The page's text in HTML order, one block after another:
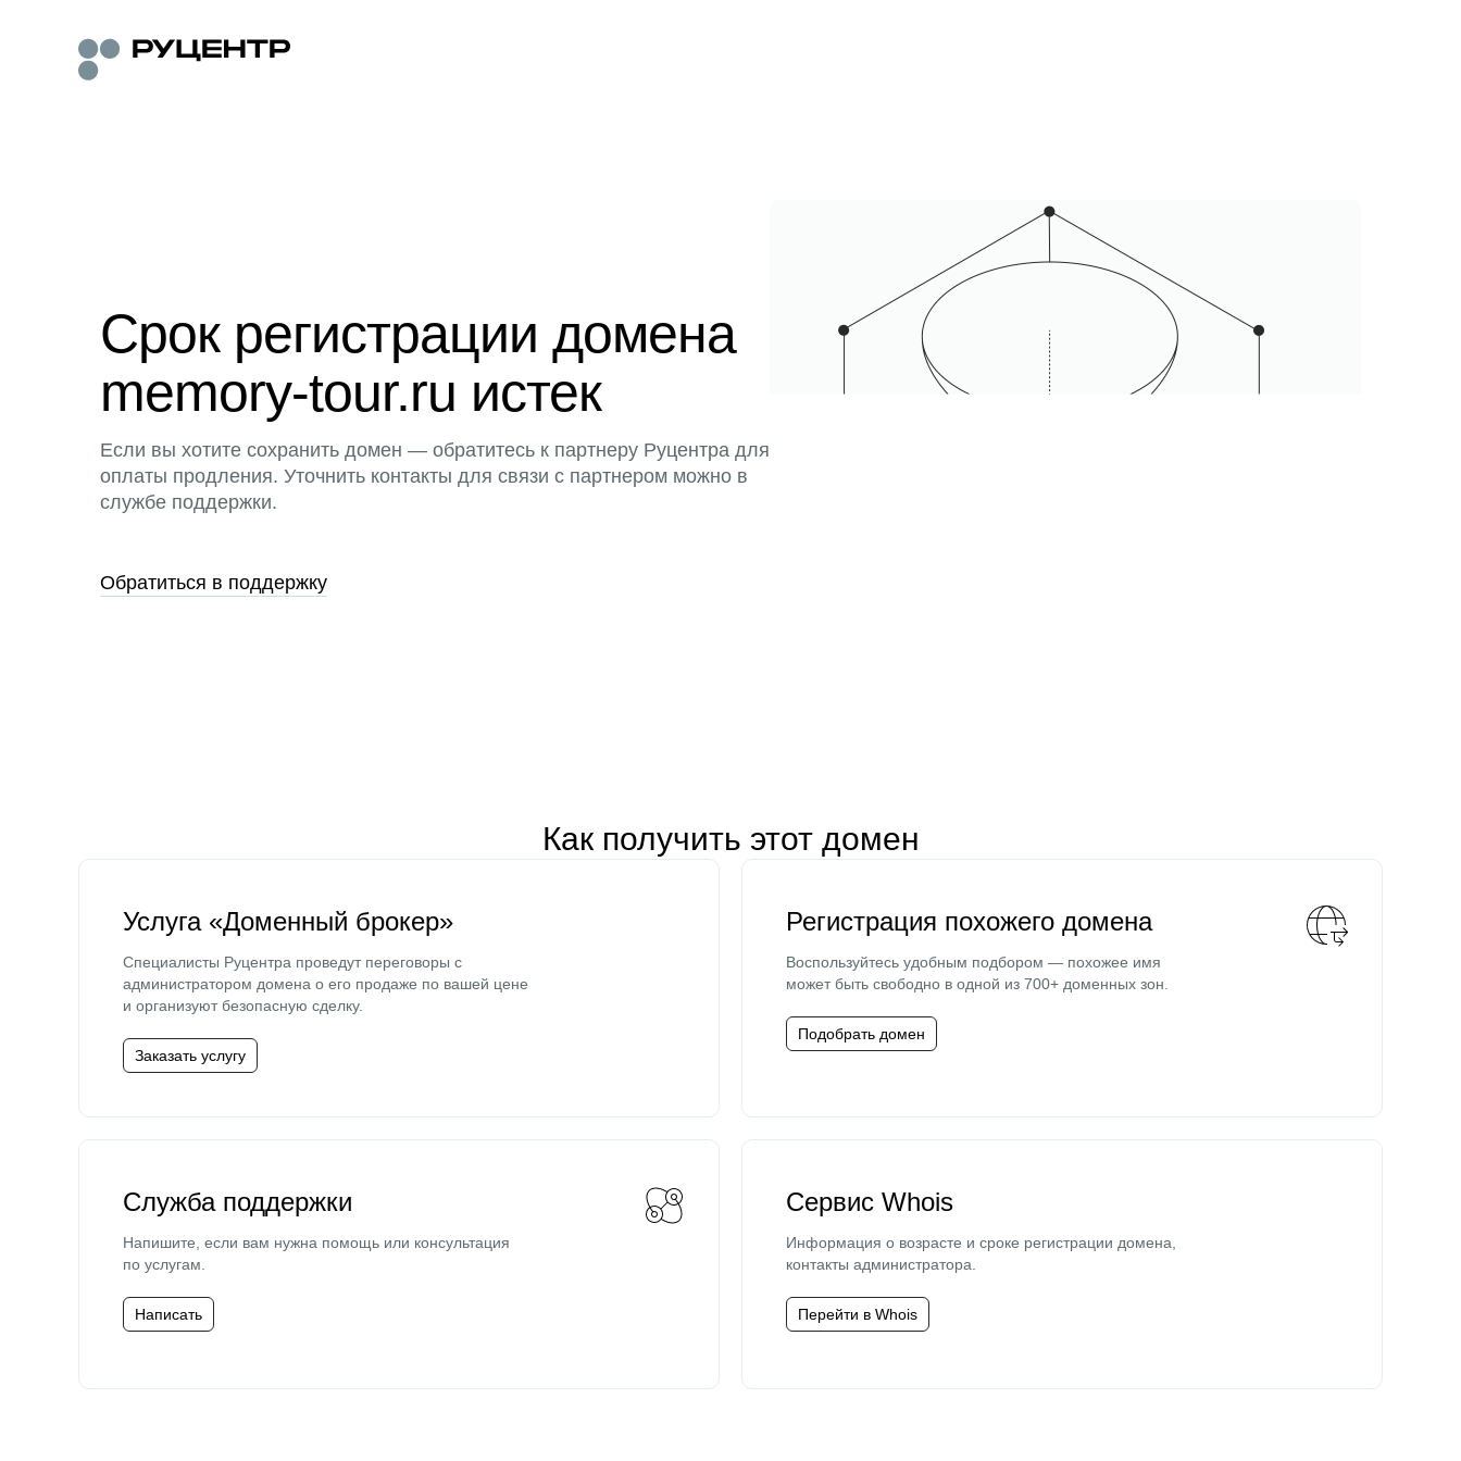
Срок регистрации домена
memory-tour.ru истек
Если вы хотите сохранить домен — обратитесь к партнеру Руцентра для
оплаты продления. Уточнить контакты для связи с партнером можно в
службе поддержки.
Обратиться в поддержку
Как получить этот домен
Услуга «Доменный брокер»
Специалисты Руцентра проведут переговоры с
администратором домена о его продаже по вашей цене
и организуют безопасную сделку.
Заказать услугу
Регистрация похожего домена
Воспользуйтесь удобным подбором — похожее имя
может быть свободно в одной из 700+ доменных зон.
Подобрать домен
Служба поддержки
Напишите, если вам нужна помощь или консультация
по услугам.
Написать
Сервис Whois
Информация о возрасте и сроке регистрации домена,
контакты администратора.
Перейти в Whois